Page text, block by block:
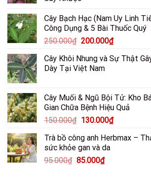
Cây Bạch Hạc (Nam Uy Linh
Công Dụng & 5 Bài Thuốc Quý
250.000₫ Giá
là:
250.000₫.
200.000₫Giá
tại
Cây Khôi Nhung và Sự Thật
Dày Tại Việt Nam
Cây Muối & Ngũ Bội Tử: Kho
Gian Chữa Bệnh Hiệu Quả
150.000₫ Giá
là:
150.000₫.
130.000₫Giá
tại
Trà bồ công anh Herbmax –
sức khỏe gan và da
95.000₫ Giá
85.000₫Giá